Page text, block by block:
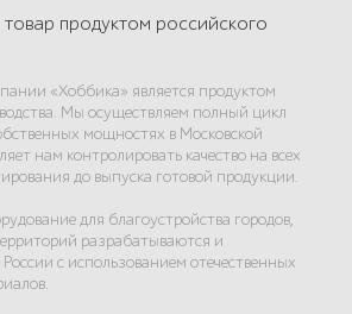
товар продуктом российского
«Хоббика» является продуктом
Мы осуществляем полный цикл
мощностях в Московской
нам контролировать качество на всех
до выпуска готовой продукции.
для благоустройства городов,
разрабатываются и
с использованием отечественных